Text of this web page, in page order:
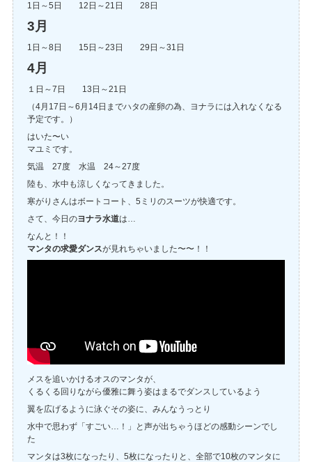
1日～5日 12日～21日 28日
3月
1日～8日 15日～23日 29日～31日
4月
１日～7日 13日～21日
（4月17日～6月14日までハタの産卵の為、ヨナラには入れなくなる
予定です。）
はいた〜い
マユミです。
気温 27度 水温 24～27度
陸も、水中も涼しくなってきました。
寒がりさんはボートコート、5ミリのスーツが快適です。
さて、今日のヨナラ水道は…
なんと！！
マンタの求愛ダンスが見れちゃいました〜〜！！
メスを追いかけるオスのマンタが、
くるくる回りながら優雅に舞う姿はまるでダンスしているよう
翼を広げるように泳ぐその姿に、みんなうっとり
水中で思わず「すごい…！」と声が出ちゃうほどの感動シーンでし
た
マンタは3枚になったり、5枚になったりと、全部で10枚のマンタに